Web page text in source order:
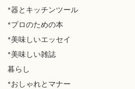
*器とキッチンツール
*プロのための本
*美味しいエッセイ
*美味しい雑誌
暮らし
*おしゃれとマナー